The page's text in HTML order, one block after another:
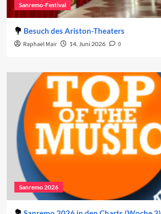
Sanremo-Festival
Besuch des Ariston-Theaters
Raphael Mair 14. Juni 2026 0
Sanremo 2026